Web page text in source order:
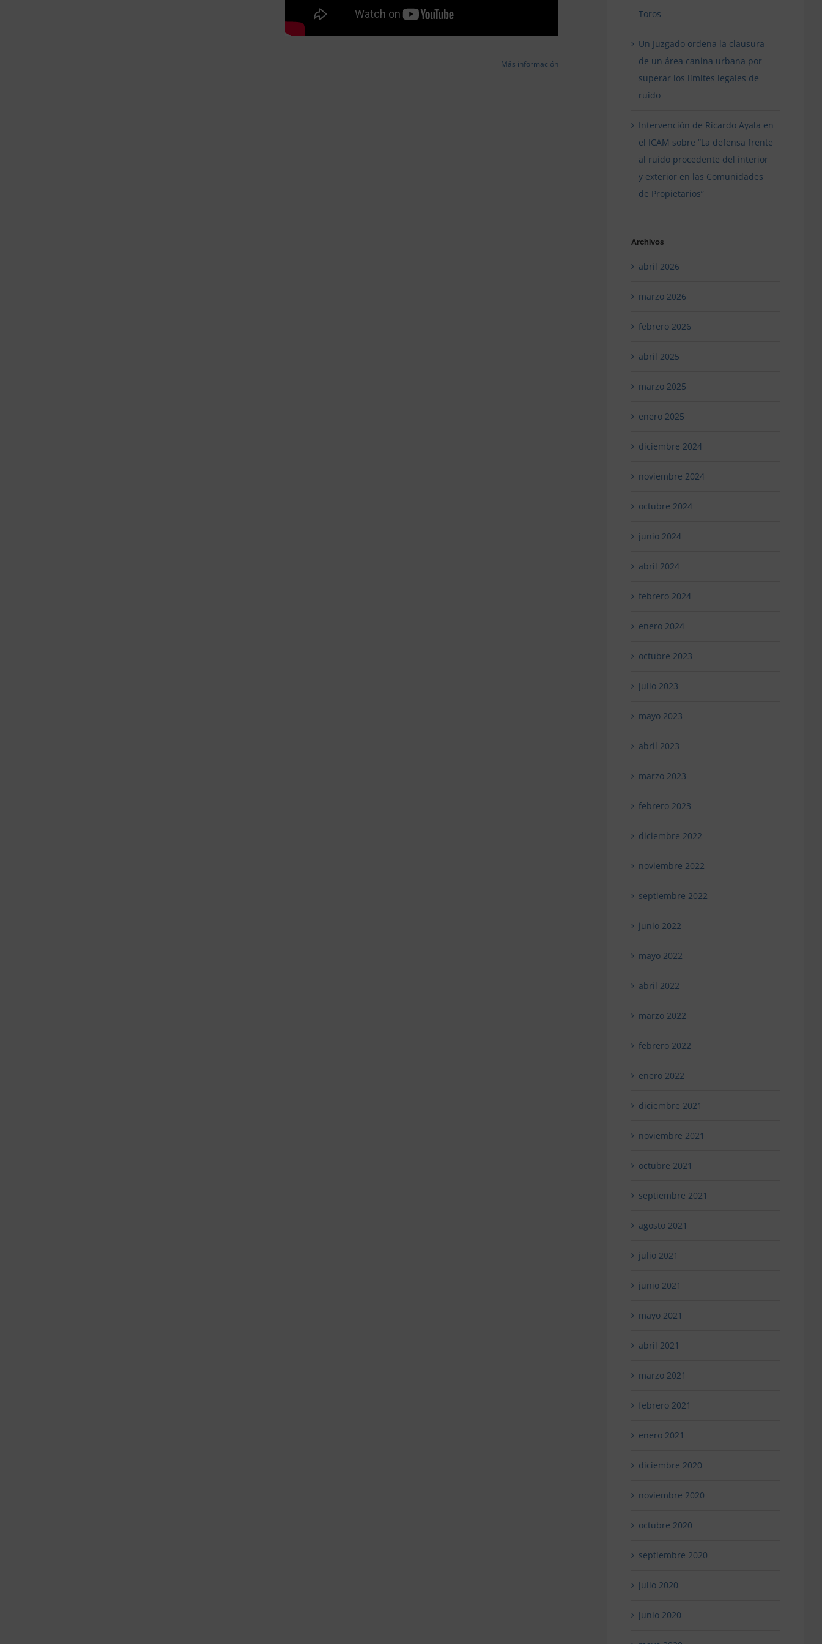
Más información
Toros
Un Juzgado ordena la clausura
de un área canina urbana por
superar los límites legales de
ruido
Intervención de Ricardo Ayala en
el ICAM sobre “La defensa frente
al ruido procedente del interior
y exterior en las Comunidades
de Propietarios”
Archivos
abril 2026
marzo 2026
febrero 2026
abril 2025
marzo 2025
enero 2025
diciembre 2024
noviembre 2024
octubre 2024
junio 2024
abril 2024
febrero 2024
enero 2024
octubre 2023
julio 2023
mayo 2023
abril 2023
marzo 2023
febrero 2023
diciembre 2022
noviembre 2022
septiembre 2022
junio 2022
mayo 2022
abril 2022
marzo 2022
febrero 2022
enero 2022
diciembre 2021
noviembre 2021
octubre 2021
septiembre 2021
agosto 2021
julio 2021
junio 2021
mayo 2021
abril 2021
marzo 2021
febrero 2021
enero 2021
diciembre 2020
noviembre 2020
octubre 2020
septiembre 2020
julio 2020
junio 2020